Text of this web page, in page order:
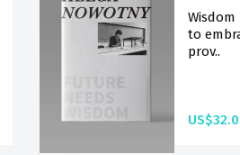
to
prov..